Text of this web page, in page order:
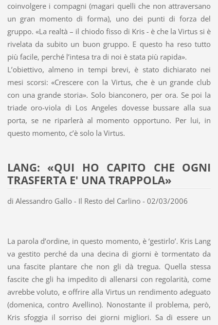
coinvolgere i compagni (magari quelli che non attraversano
un gran momento di forma), uno dei punti di forza del
gruppo. «La realtà – il chiodo fisso di Kris - è che la Virtus si è
rivelata da subito un buon gruppo. E questo ha reso tutto
più facile, perché l’intesa tra di noi è stata più rapida».
L’obiettivo, almeno in tempi brevi, è stato dichiarato nei
mesi scorsi: «Crescere con la Virtus, che è un grande club
con una grande storia». Solo bianconero, per ora. Se poi la
triade oro-viola di Los Angeles dovesse bussare alla sua
porta, se ne riparlerà al momento opportuno. Per lui, in
questo momento, c’è solo la Virtus.
LANG: «QUI HO CAPITO CHE OGNI
TRASFERTA E' UNA TRAPPOLA»
di Alessandro Gallo - Il Resto del Carlino - 02/03/2006
La parola d’ordine, in questo momento, è ‘gestirlo’. Kris Lang
va gestito perché da una decina di giorni è tormentato da
una fascite plantare che non gli dà tregua. Quella stessa
fascite che gli ha impedito di allenarsi con regolarità, come
avrebbe voluto, e offrire alla Virtus un rendimento adeguato
(domenica, contro Avellino). Nonostante il problema, però,
Kris sfoggia il sorriso dei giorni migliori. Sa di essere un